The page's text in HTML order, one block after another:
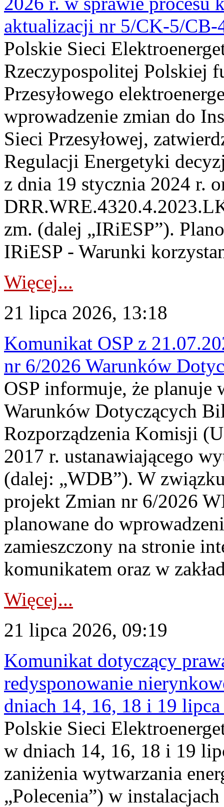
aktualizacji nr 5/CK-5/CB-
Polskie Sieci
Rzeczypospolitej Polskiej
Przesyłowego
wprowadzenie zmian do
Sieci Przesyłowej,
Regulacji Energetyki
z dnia 19 stycznia 2024 r.
zm. (dalej „IRiESP”).
IRiESP - Warunki
Więcej...
21 lipca 2026, 13:18
Komunikat OSP z
nr 6/2026 Warunków
OSP informuje, że planuje
Warunków Dotyczących
Rozporządzenia Komisji
2017 r. ustanawiającego
(dalej: „WDB”). W
projekt Zmian nr 6/2026
planowane do
zamieszczony na stronie
komunikatem oraz w
Więcej...
21 lipca 2026, 09:19
Komunikat dotyczący
redysponowanie
dniach 14, 16, 18 i 19
Polskie Sieci
w dniach 14, 16, 18 i 19
zaniżenia wytwarzania
„Polecenia”) w